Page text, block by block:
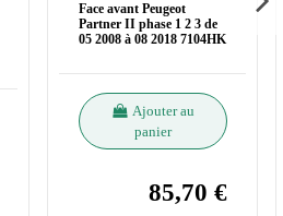
Face avant Peugeot
Partner II phase 1 2 3 de
05 2008 à 08 2018 7104HK
Ajouter au
panier
85,70 €